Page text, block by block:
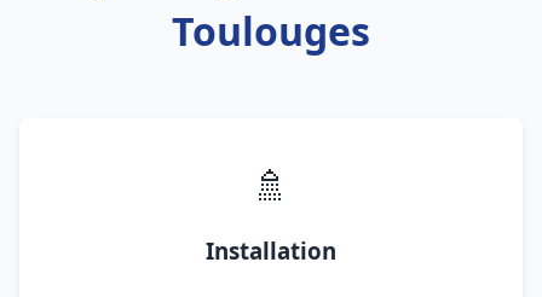
Toulouges
🚿
Installation